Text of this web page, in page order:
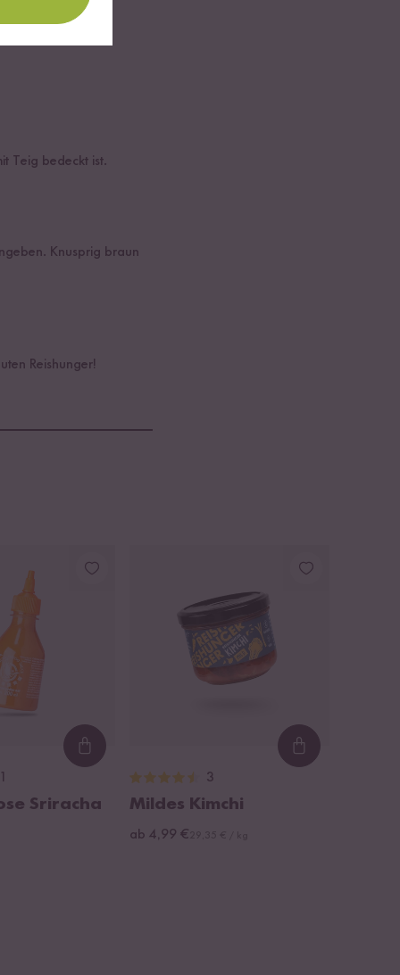
Teig bedeckt ist.
Knusprig braun
Reishunger!
Loading...
Sriracha
Loading...
3
Mildes Kimchi
ab 4,99 €